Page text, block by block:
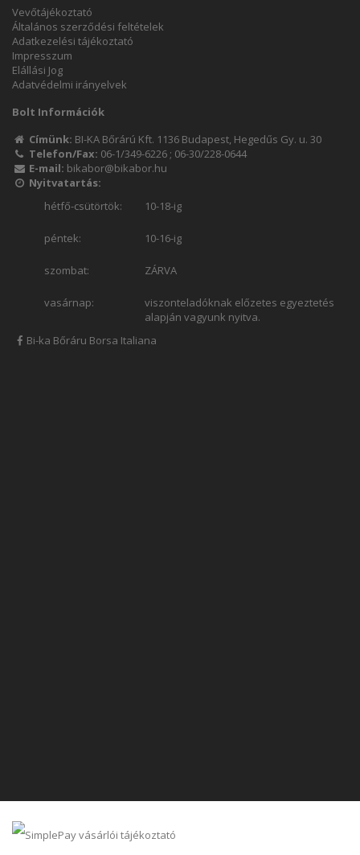
Vevőtájékoztató
Általános szerződési feltételek
Adatkezelési tájékoztató
Impresszum
Elállási Jog
Adatvédelmi irányelvek
Bolt Információk
Címünk: BI-KA Bőrárú Kft. 1136 Budapest, Hegedűs Gy. u. 30
Telefon/Fax: 06-1/349-6226 ; 06-30/228-0644
E-mail: bikabor@bikabor.hu
Nyitvatartás:
hétfő-csütörtök:
10-18-ig
péntek: 10-16-ig
szombat: ZÁRVA
vasárnap:
viszonteladóknak előzetes egyeztetés
alapján vagyunk nyitva.
Bi-ka Bőráru Borsa Italiana